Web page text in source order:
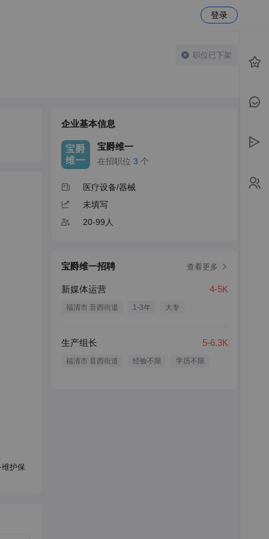
登录
职位已下架
护保
企业基本信息
宝爵
维一
宝爵维一
在招职位 3 个
医疗设备/器械
未填写
20-99人
宝爵维一招聘 查看更多
新媒体运营 4-5K
福清市 音西街道 1-3年 大专
生产组长 5-6.3K
福清市 音西街道 经验不限 学历不限